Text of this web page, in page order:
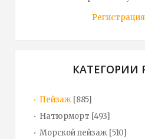
Регистрация
КАТЕГОРИИ
Пейзаж [885]
Натюрморт [493]
Морской пейзаж [510]